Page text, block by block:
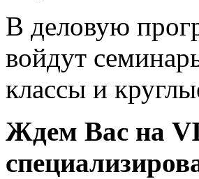
В деловую
войдут
классы и
Ждем Вас на